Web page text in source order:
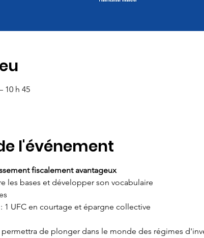
10 h 45
l'événement
fiscalement avantageux
les bases et développer son vocabulaire
1 UFC en courtage et épargne collective
de plonger dans le monde des régimes